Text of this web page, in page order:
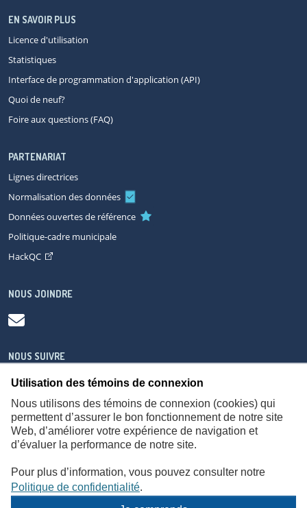
Utilisation des témoins de connexion
Nous utilisons des témoins de connexion (cookies) qui
permettent d’assurer le bon fonctionnement de notre site
Web, d’améliorer votre expérience de navigation et
d’évaluer la performance de notre site.
Pour plus d’information, vous pouvez consulter notre
Politique de confidentialité.
EN SAVOIR PLUS
Licence d'utilisation
Statistiques
Interface de programmation d'application (API)
Quoi de neuf?
Foire aux questions (FAQ)
PARTENARIAT
Lignes directrices
Normalisation des données
Données ouvertes de référence
Politique-cadre municipale
HackQC
NOUS JOINDRE
NOUS SUIVRE
À propos Accessibilité Plan du site
Consignes de sécurité